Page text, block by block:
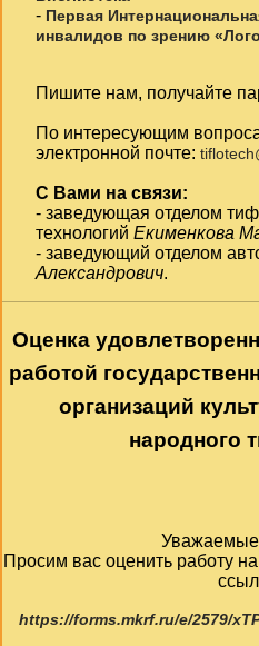
- Первая
инвалидов по зрению
Пишите нам, получайте
По интересующим
электронной почте:
С Вами на связи:
- заведующая отделом
технологий Екименкова
- заведующий отделом
Александрович.
Оценка
работой
организаций
народного
Уважаемые
Просим вас оценить работу
https://forms.mkrf.ru/e/2579/